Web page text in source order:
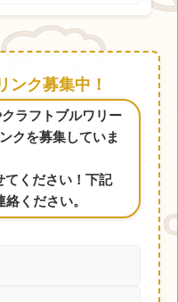
ンク募集中！
ラフトブルワリー
クを募集していま
てください！下記
ください。